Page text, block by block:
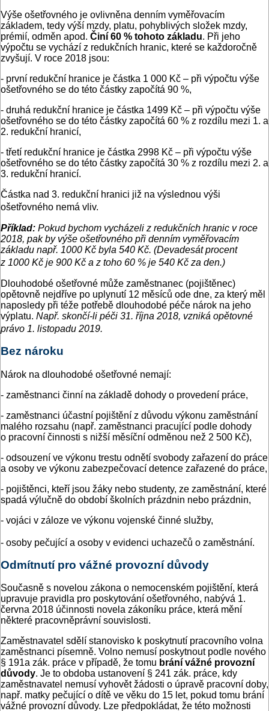
Výše ošetřovného je ovlivněna denním vyměřovacím
základem, tedy výší mzdy, platu, pohyblivých složek mzdy,
prémií, odměn apod. Činí 60 % tohoto základu. Při jeho
výpočtu se vychází z redukčních hranic, které se každoročně
zvyšují. V roce 2018 jsou:
- první redukční hranice je částka 1 000 Kč – při výpočtu výše
ošetřovného se do této částky započítá 90 %,
- druhá redukční hranice je částka 1499 Kč – při výpočtu výše
ošetřovného se do této částky započítá 60 % z rozdílu mezi 1. a
2. redukční hranicí,
- třetí redukční hranice je částka 2998 Kč – při výpočtu výše
ošetřovného se do této částky započítá 30 % z rozdílu mezi 2. a
3. redukční hranicí.
Částka nad 3. redukční hranici již na výslednou výši
ošetřovného nemá vliv.
Příklad: Pokud bychom vycházeli z redukčních hranic v roce
2018, pak by výše ošetřovného při denním vyměřovacím
základu např. 1000 Kč byla 540 Kč. (Devadesát procent
z 1000 Kč je 900 Kč a z toho 60 % je 540 Kč za den.)
Dlouhodobé ošetřovné může zaměstnanec (pojištěnec)
opětovně nejdříve po uplynutí 12 měsíců ode dne, za který měl
naposledy při téže potřebě dlouhodobé péče nárok na jeho
výplatu. Např. skončí-li péči 31. října 2018, vzniká opětovné
právo 1. listopadu 2019.
Bez nároku
Nárok na dlouhodobé ošetřovné nemají:
- zaměstnanci činní na základě dohody o provedení práce,
- zaměstnanci účastní pojištění z důvodu výkonu zaměstnání
malého rozsahu (např. zaměstnanci pracující podle dohody
o pracovní činnosti s nižší měsíční odměnou než 2 500 Kč),
- odsouzení ve výkonu trestu odnětí svobody zařazení do práce
a osoby ve výkonu zabezpečovací detence zařazené do práce,
- pojištěnci, kteří jsou žáky nebo studenty, ze zaměstnání, které
spadá výlučně do období školních prázdnin nebo prázdnin,
- vojáci v záloze ve výkonu vojenské činné služby,
- osoby pečující a osoby v evidenci uchazečů o zaměstnání.
Odmítnutí pro vážné provozní důvody
Současně s novelou zákona o nemocenském pojištění, která
upravuje pravidla pro poskytování ošetřovného, nabývá 1.
června 2018 účinnosti novela zákoníku práce, která mění
některé pracovněprávní souvislosti.
Zaměstnavatel sdělí stanovisko k poskytnutí pracovního volna
zaměstnanci písemně. Volno nemusí poskytnout podle nového
§ 191a zák. práce v případě, že tomu brání vážné provozní
důvody. Je to obdoba ustanovení § 241 zák. práce, kdy
zaměstnavatel nemusí vyhovět žádosti o úpravě pracovní doby,
např. matky pečující o dítě ve věku do 15 let, pokud tomu brání
vážné provozní důvody. Lze předpokládat, že této možnosti